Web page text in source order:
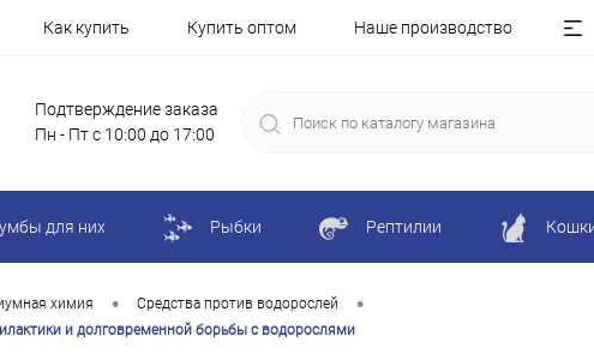
Как купить Купить оптом Наше производство
Подтверждение заказа
Пн - Пт с 10:00 до 17:00
для них Рыбки Рептилии
химия • Средства против водорослей •
и долговременной борьбы с водорослями